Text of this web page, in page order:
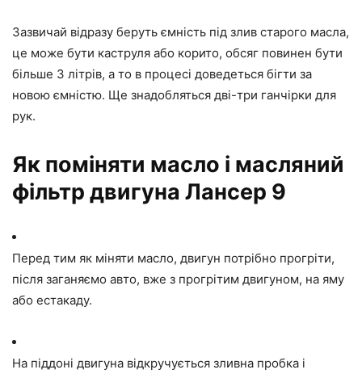
Зазвичай відразу беруть ємність під злив старого масла,
це може бути каструля або корито, обсяг повинен бути
більше 3 літрів, а то в процесі доведеться бігти за
новою ємністю. Ще знадобляться дві-три ганчірки для
рук.
Як поміняти масло і масляний
фільтр двигуна Лансер 9
Перед тим як міняти масло, двигун потрібно прогріти,
після заганяємо авто, вже з прогрітим двигуном, на яму
або естакаду.
На піддоні двигуна відкручується зливна пробка і